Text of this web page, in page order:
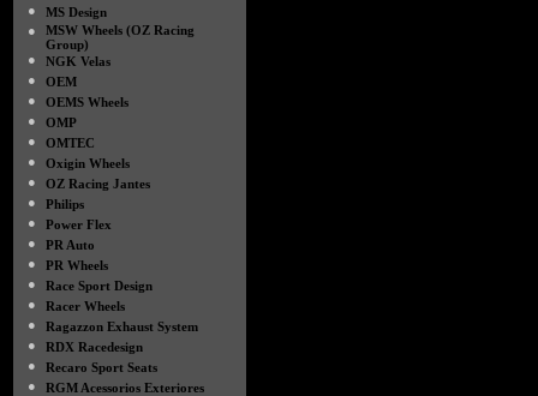
●
MS Design
●
MSW Wheels (OZ Racing
Group)
●
NGK Velas
●
OEM
●
OEMS Wheels
●
OMP
●
OMTEC
●
Oxigin Wheels
●
OZ Racing Jantes
●
Philips
●
Power Flex
●
PR Auto
●
PR Wheels
●
Race Sport Design
●
Racer Wheels
●
Ragazzon Exhaust System
●
RDX Racedesign
●
Recaro Sport Seats
●
RGM Acessorios Exteriores